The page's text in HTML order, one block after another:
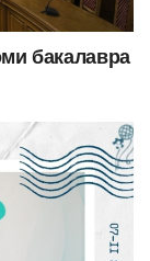
бакалавра